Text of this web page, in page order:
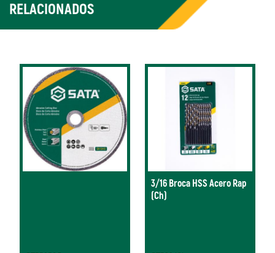
RELACIONADOS
3/16 Broca HSS Acero Rap
(Ch)